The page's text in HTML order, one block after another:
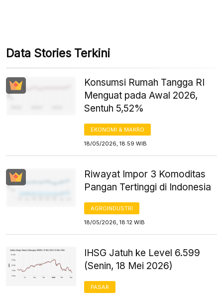
Data Stories Terkini
Konsumsi Rumah Tangga RI
Menguat pada Awal 2026,
Sentuh 5,52%
EKONOMI & MAKRO
18/05/2026, 18:59 WIB
Riwayat Impor 3 Komoditas
Pangan Tertinggi di Indonesia
AGROINDUSTRI
18/05/2026, 18:12 WIB
IHSG Jatuh ke Level 6.599
(Senin, 18 Mei 2026)
PASAR